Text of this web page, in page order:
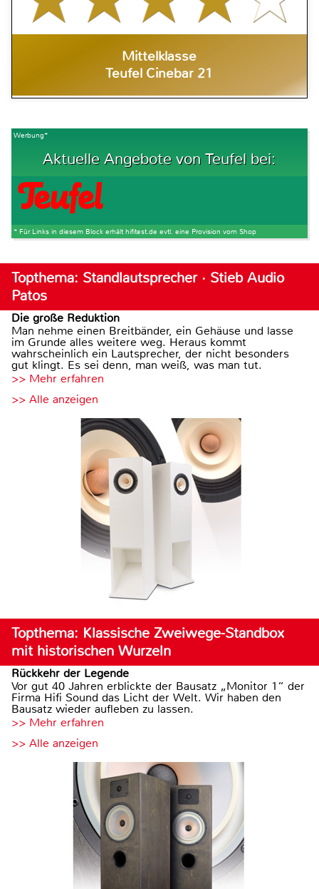
Mittelklasse
Teufel Cinebar 21
Werbung*
Aktuelle Angebote von Teufel bei:
* Für Links in diesem Block erhält hifitest.de evtl. eine Provision vom Shop
Topthema: Standlautsprecher · Stieb Audio
Patos
Die große Reduktion
Man nehme einen Breitbänder, ein Gehäuse und lasse
im Grunde alles weitere weg. Heraus kommt
wahrscheinlich ein Lautsprecher, der nicht besonders
gut klingt. Es sei denn, man weiß, was man tut.
>> Mehr erfahren
>> Alle anzeigen
Topthema: Klassische Zweiwege-Standbox
mit historischen Wurzeln
Rückkehr der Legende
Vor gut 40 Jahren erblickte der Bausatz „Monitor 1“ der
Firma Hifi Sound das Licht der Welt. Wir haben den
Bausatz wieder aufleben zu lassen.
>> Mehr erfahren
>> Alle anzeigen